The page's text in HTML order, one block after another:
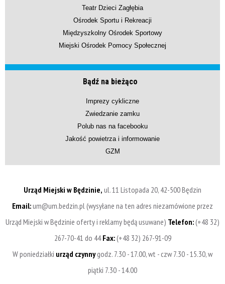
Teatr Dzieci Zagłębia
Ośrodek Sportu i Rekreacji
Międzyszkolny Ośrodek Sportowy
Miejski Ośrodek Pomocy Społecznej
Bądź na bieżąco
Imprezy cykliczne
Zwiedzanie zamku
Polub nas na facebooku
Jakość powietrza i informowanie
GZM
Urząd Miejski w Będzinie, ul. 11 Listopada 20, 42-500 Będzin
Email:um@um.bedzin.pl (wysyłane na ten adres niezamówione przez
Urząd Miejski w Będzinie oferty i reklamy będą usuwane) Telefon:(+48 32)
267-70-41 do 44Fax:(+48 32) 267-91-09
W poniedziałki urząd czynnygodz. 7.30 - 17.00, wt - czw 7.30 - 15.30, w
piątki 7.30 - 14.00